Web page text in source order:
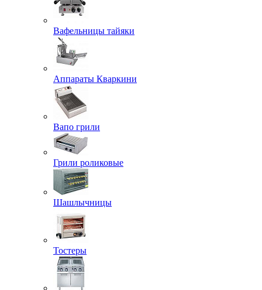
Вафельницы тайяки
Аппараты Кваркини
Вапо грили
Грили роликовые
Шашлычницы
Тостеры